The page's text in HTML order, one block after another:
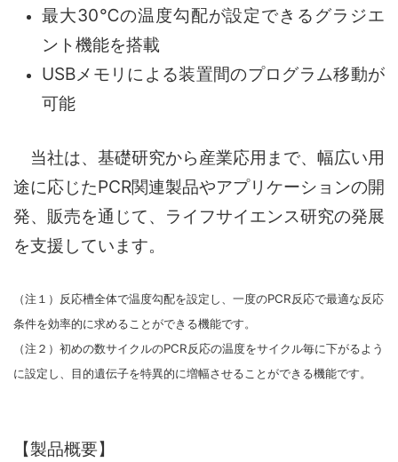
最大30℃の温度勾配が設定できるグラジエ
ント機能を搭載
USBメモリによる装置間のプログラム移動が
可能
当社は、基礎研究から産業応用まで、幅広い用
途に応じたPCR関連製品やアプリケーションの開
発、販売を通じて、ライフサイエンス研究の発展
を支援しています。
（注１）反応槽全体で温度勾配を設定し、一度のPCR反応で最適な反応
条件を効率的に求めることができる機能です。
（注２）初めの数サイクルのPCR反応の温度をサイクル毎に下がるよう
に設定し、目的遺伝子を特異的に増幅させることができる機能です。
【製品概要】